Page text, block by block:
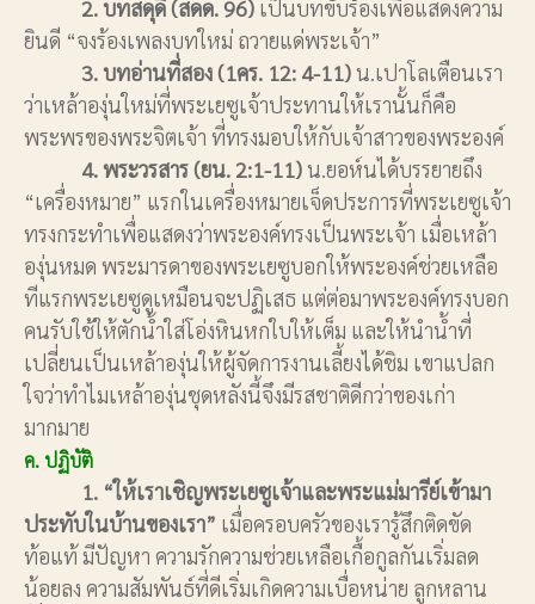
2. บทสดุดี (สดด. 96) เป็นบทขับร้องเพื่อแสดงความ
ยินดี “จงร้องเพลงบทใหม่ ถวายแด่พระเจ้า”
3. บทอ่านที่สอง (1คร. 12: 4-11)น.เปาโลเตือนเรา
ว่าเหล้าองุ่นใหม่ที่พระเยซูเจ้าประทานให้เรานั้นก็คือ
พระพรของพระจิตเจ้า ที่ทรงมอบให้กับเจ้าสาวของพระองค์
4. พระวรสาร (ยน. 2:1-11)น.ยอห์นได้บรรยายถึง
“เครื่องหมาย” แรกในเครื่องหมายเจ็ดประการที่พระเยซูเจ้า
ทรงกระทำเพื่อแสดงว่าพระองค์ทรงเป็นพระเจ้า เมื่อเหล้า
องุ่นหมด พระมารดาของพระเยซูบอกให้พระองค์ช่วยเหลือ
ทีแรกพระเยซูดูเหมือนจะปฏิเสธ แต่ต่อมาพระองค์ทรงบอก
คนรับใช้ให้ตักน้ำใส่โอ่งหินหกใบให้เต็ม และให้นำน้ำที่
เปลี่ยนเป็นเหล้าองุ่นให้ผู้จัดการงานเลี้ยงได้ชิม เขาแปลก
ใจว่าทำไมเหล้าองุ่นชุดหลังนี้จึงมีรสชาติดีกว่าของเก่า
มากมาย
ค. ปฏิบัติ
1. “ให้เราเชิญพระเยซูเจ้าและพระแม่มารีย์เข้ามา
ประทับในบ้านของเรา” เมื่อครอบครัวของเรารู้สึกติดขัด
ท้อแท้ มีปัญหา ความรักความช่วยเหลือเกื้อกูลกันเริ่มลด
น้อยลง ความสัมพันธ์ที่ดีเริ่มเกิดความเบื่อหน่าย ลูกหลาน